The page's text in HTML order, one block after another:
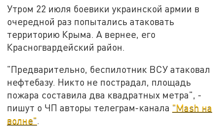
Утром 22 июля боевики украинской армии в
очередной раз попытались атаковать
территорию Крыма. А вернее, его
Красногвардейский район.
"Предварительно, беспилотник ВСУ атаковал
нефтебазу. Никто не пострадал, площадь
пожара составила два квадратных метра", -
пишут о ЧП авторы телеграм-канала "Mash на
волне".